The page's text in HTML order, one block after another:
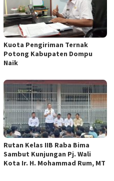
Kuota Pengiriman Ternak
Potong Kabupaten Dompu
Naik
Rutan Kelas IIB Raba Bima
Sambut Kunjungan Pj. Wali
Kota Ir. H. Mohammad Rum, MT